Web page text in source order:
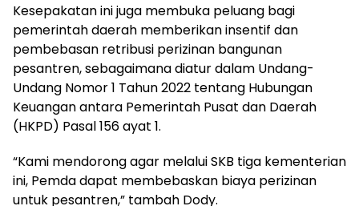
Kesepakatan ini juga membuka peluang bagi
pemerintah daerah memberikan insentif dan
pembebasan retribusi perizinan bangunan
pesantren, sebagaimana diatur dalam Undang-
Undang Nomor 1 Tahun 2022 tentang Hubungan
Keuangan antara Pemerintah Pusat dan Daerah
(HKPD) Pasal 156 ayat 1.
“Kami mendorong agar melalui SKB tiga kementerian
ini, Pemda dapat membebaskan biaya perizinan
untuk pesantren,” tambah Dody.